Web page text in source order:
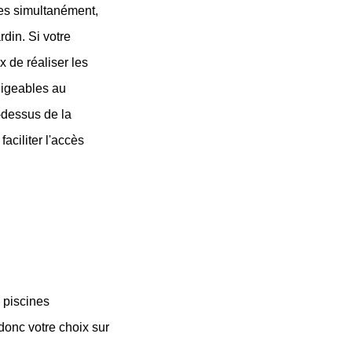
simultanément,
Si votre
de réaliser les
au
de la
l'accès
piscines
votre choix sur